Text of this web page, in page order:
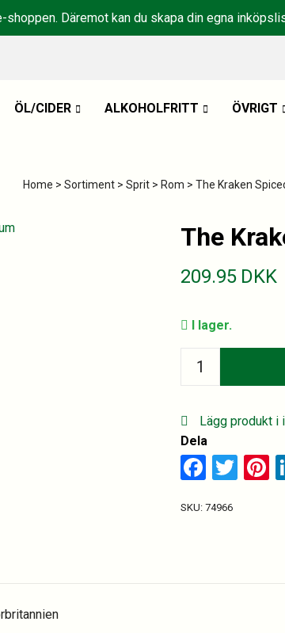
shoppen. Däremot kan du skapa din egna
ÖL/CIDER ALKOHOLFRITT ÖVRIGT
Home > Sortiment> Sprit> Rom > The Kraken
The
209.95 DKK
I lager.
The
Kraken
Rum
quantity
Lägg produkt i
Dela
SKU: 74966